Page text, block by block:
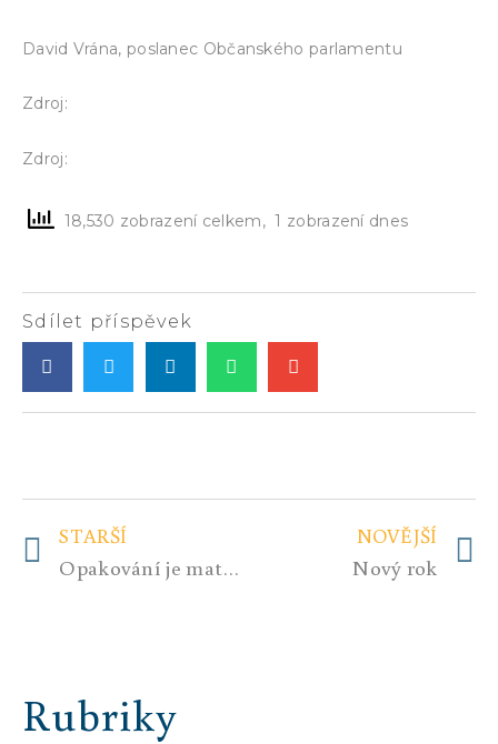
David Vrána, poslanec Občanského parlamentu
Zdroj:
Zdroj:
18,530 zobrazení celkem, 1 zobrazení dnes
Sdílet příspěvek
STARŠÍ
Opakování je matka moudrosti
NOVĚJŠÍ
Nový rok
Rubriky